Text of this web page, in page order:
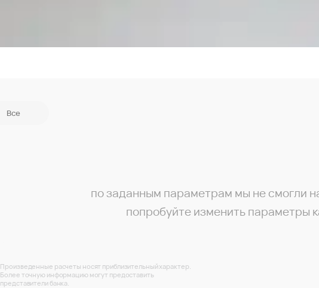
Все
по заданным параметрам мы не смогли
попробуйте изменить параметры
Произведенные расчеты носят приблизительный характер.
Более точную информацию могут предоставить
представители банка.